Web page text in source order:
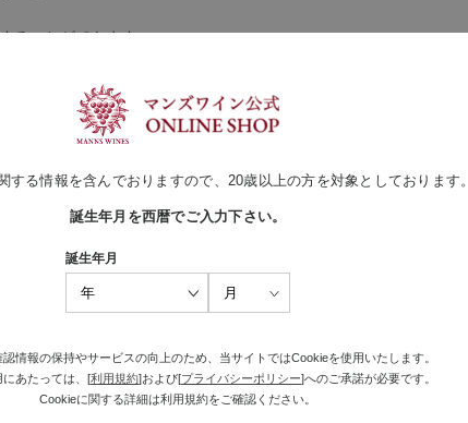
ることができます。
する情報を含んでおりますので、20歳以上の方を対象としております。
誕生年月を西暦でご入力下さい。
誕生年月
情報の保持やサービスの向上のため、当サイトではCookieを使用いたします。
あたっては、[利用規約]および[プライバシーポリシー]へのご承諾が必要です。
Cookieに関する詳細は利用規約をご確認ください。